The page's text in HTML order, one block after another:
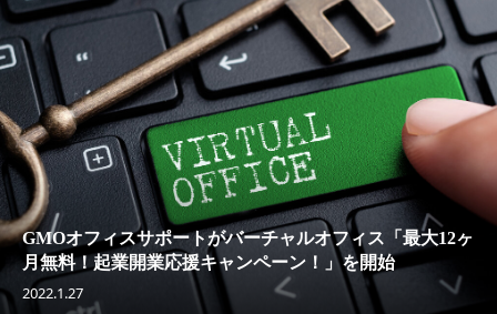
GMOオフィスサポートがバーチャルオフィス「最大12ヶ
月無料！起業開業応援キャンペーン！」を開始
2022.1.27